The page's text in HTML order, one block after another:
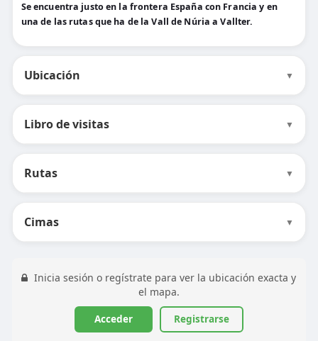
Se encuentra justo en la frontera España con Francia y en
una de las rutas que ha de la Vall de Núria a Vallter.
Ubicación ▼
Libro de visitas ▼
Rutas ▼
Cimas ▼
Inicia sesión o regístrate para ver la ubicación exacta y
el mapa.
Acceder Registrarse